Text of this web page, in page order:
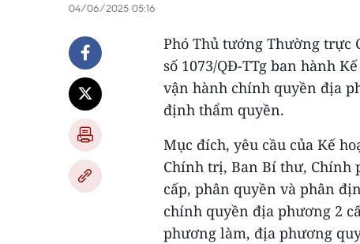
04/06/2025 05:16
Phó Thủ tướng Thường trực
số 1073/QĐ-TTg ban hành
vận hành chính quyền địa
định thẩm quyền.
Mục đích, yêu cầu của Kế
Chính trị, Ban Bí thư, Chính
cấp, phân quyền và phân
chính quyền địa phương 2
phương làm, địa phương